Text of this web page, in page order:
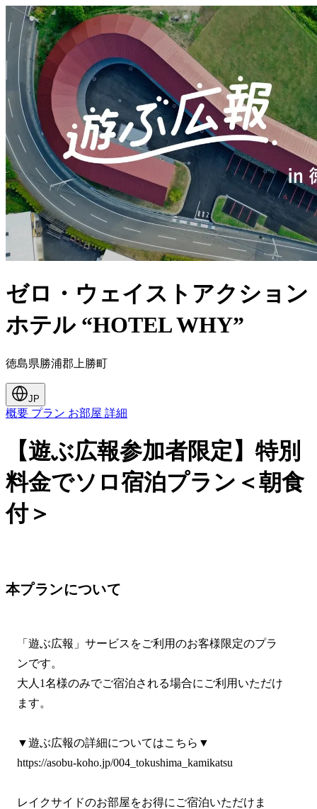
ゼロ・ウェイストアクション
ホテル “HOTEL WHY”
徳島県勝浦郡上勝町
JP
概要 プラン お部屋 詳細
【遊ぶ広報参加者限定】特別
料金でソロ宿泊プラン＜朝食
付＞
本プランについて
「遊ぶ広報」サービスをご利用のお客様限定のプラ
ンです。
大人1名様のみでご宿泊される場合にご利用いただけ
ます。
▼遊ぶ広報の詳細についてはこちら▼
https://asobu-koho.jp/004_tokushima_kamikatsu
レイクサイドのお部屋をお得にご宿泊いただけま